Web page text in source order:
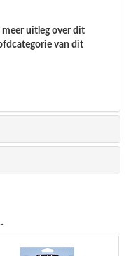
uitleg over dit
van dit